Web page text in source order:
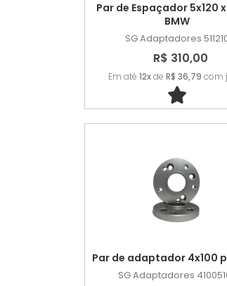
Par de Espaçador 5x120
BMW
SG Adaptadores
R$ 310,00
Em até 12xde R$ 36,79 com
Par de adaptador 4x100
SG Adaptadores